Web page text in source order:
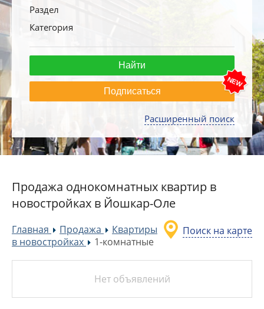
Раздел
Категория
Подписаться
Расширенный поиск
Продажа однокомнатных квартир в
новостройках в Йошкар-Оле
Поиск на карте
Главная »Продажа »Квартиры
в новостройках
»
1-комнатные
Нет объявлений